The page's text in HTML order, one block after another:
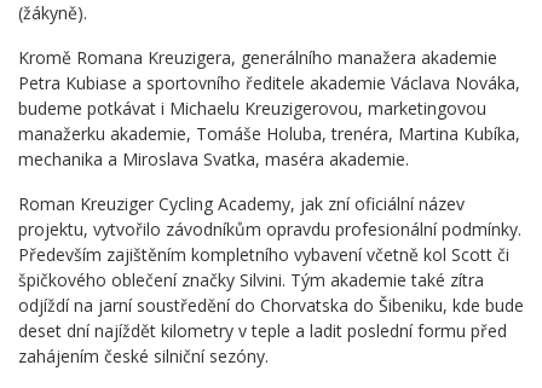
(žákyně).
Kromě Romana Kreuzigera, generálního manažera akademie
Petra Kubiase a sportovního ředitele akademie Václava Nováka,
budeme potkávat i Michaelu Kreuzigerovou, marketingovou
manažerku akademie, Tomáše Holuba, trenéra, Martina Kubíka,
mechanika a Miroslava Svatka, maséra akademie.
Roman Kreuziger Cycling Academy, jak zní oficiální název
projektu, vytvořilo závodníkům opravdu profesionální podmínky.
Především zajištěním kompletního vybavení včetně kol Scott či
špičkového oblečení značky Silvini. Tým akademie také zítra
odjíždí na jarní soustředění do Chorvatska do Šibeniku, kde bude
deset dní najíždět kilometry v teple a ladit poslední formu před
zahájením české silniční sezóny.